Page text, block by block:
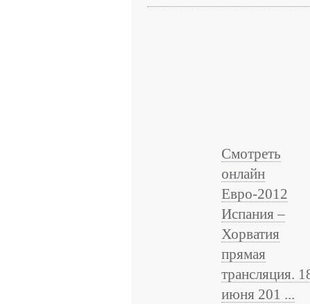
Смотреть
онлайн
Евро-2012
Испания –
Хорватия
прямая
трансляция.
июня 201 ...